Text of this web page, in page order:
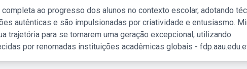
completa ao progresso dos alunos no contexto escolar, adotando
autênticas e são impulsionadas por criatividade e entusiasmo.
trajetória para se tornarem uma geração excepcional, utilizando
por renomadas instituições acadêmicas globais -